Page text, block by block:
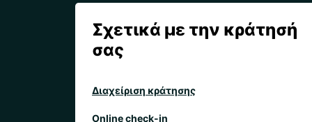
Σχετικά με την κράτησή
σας
Διαχείριση κράτησης
Online check-in